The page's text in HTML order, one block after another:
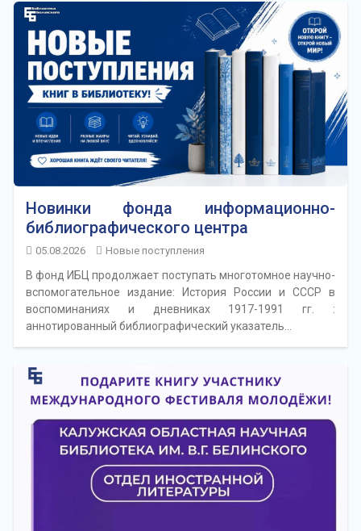
Новинки фонда информационно-
библиографического центра
05.08.2026 Новые поступления
В фонд ИБЦ продолжает поступать многотомное научно-
вспомогательное издание: История России и СССР в
воспоминаниях и дневниках 1917-1991 гг. :
аннотированный библиографический указатель…